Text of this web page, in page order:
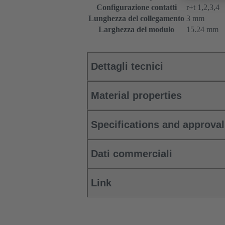
Configurazione contatti
r+t 1,2,3,4
Lunghezza del collegamento 3 mm
Larghezza del modulo
15.24 mm
Dettagli tecnici
Material properties
Specifications and
Dati commerciali
Link